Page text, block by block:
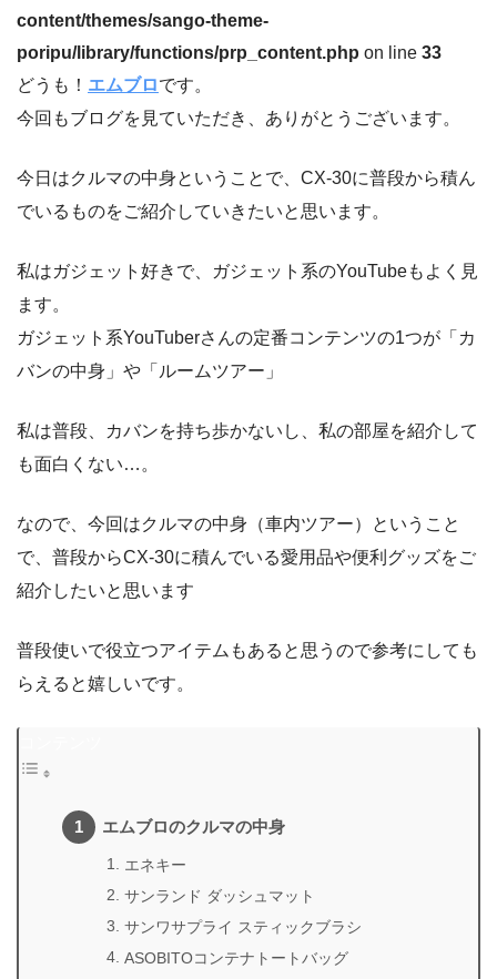
content/themes/sango-theme-
poripu/library/functions/prp_content.php on line 33
どうも！ エムブロです。
今回もブログを見ていただき、ありがとうございます。
今日はクルマの中身ということで、CX-30に普段から積ん
でいるものをご紹介していきたいと思います。
私はガジェット好きで、ガジェット系のYouTubeもよく見
ます。
ガジェット系YouTuberさんの定番コンテンツの1つが「カ
バンの中身」や「ルームツアー」
私は普段、カバンを持ち歩かないし、私の部屋を紹介して
も面白くない…。
なので、今回はクルマの中身（車内ツアー）ということ
で、普段からCX-30に積んでいる愛用品や便利グッズをご
紹介したいと思います
普段使いで役立つアイテムもあると思うので参考にしても
らえると嬉しいです。
エムブロのクルマの中身
エネキー
サンランド ダッシュマット
サンワサプライ スティックブラシ
ASOBITOコンテナトートバッグ